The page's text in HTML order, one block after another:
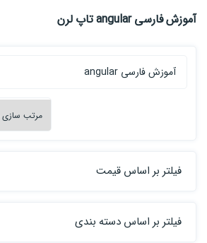
آموزش فارسی angular تاپ لرن
فیلتر بر اساس قیمت
فیلتر بر اساس دسته بندی